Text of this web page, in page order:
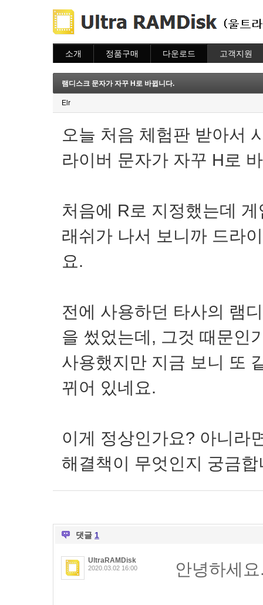
소개 정품구매
주문조회
이용안내
다운로드 고객지원
질문하기
램디스크 문자가 자꾸 H로 바뀝니다.
Elr
오늘 처음 체험판 받아서
라이버 문자가 자꾸 H로
처음에 R로 지정했는데
래쉬가 나서 보니까 드라
요.
전에 사용하던 타사의 램
을 썼었는데, 그것 때문인
사용했지만 지금 보니 또
뀌어 있네요.
이게 정상인가요? 아니라
해결책이 무엇인지 궁금
댓글 1
UltraRAMDisk
2020.03.02 16:00 안녕하세